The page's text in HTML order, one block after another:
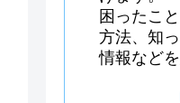
困ったこ
方法、知
情報など